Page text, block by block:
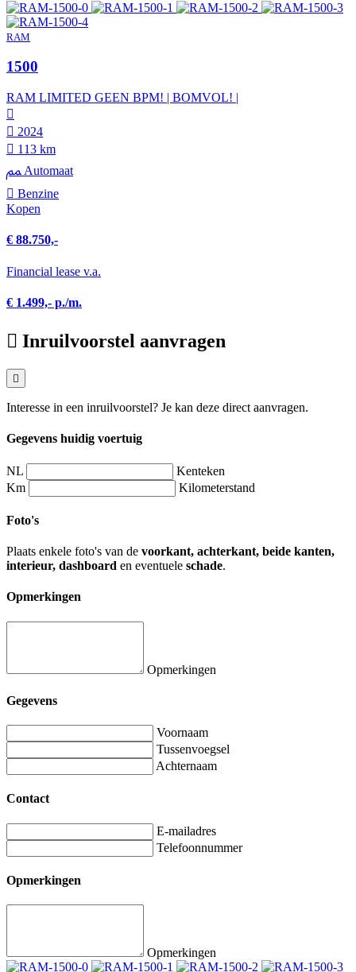
RAM
1500
RAM LIMITED GEEN BPM! | BOMVOL! |
2024
113 km
Automaat
Benzine
Kopen
€ 88.750,-
Financial lease v.a.
€ 1.499,- p./m.
Inruilvoorstel aanvragen
Interesse in een inruilvoorstel? Je kan deze direct aanvragen.
Gegevens huidig voertuig
NL
Kenteken
Km
Kilometerstand
Foto's
Plaats enkele foto's van de voorkant, achterkant, beide kanten,
interieur, dashboard en eventuele schade.
Opmerkingen
Opmerkingen
Gegevens
Voornaam
Tussenvoegsel
Achternaam
Contact
E-mailadres
Telefoonnummer
Opmerkingen
Opmerkingen